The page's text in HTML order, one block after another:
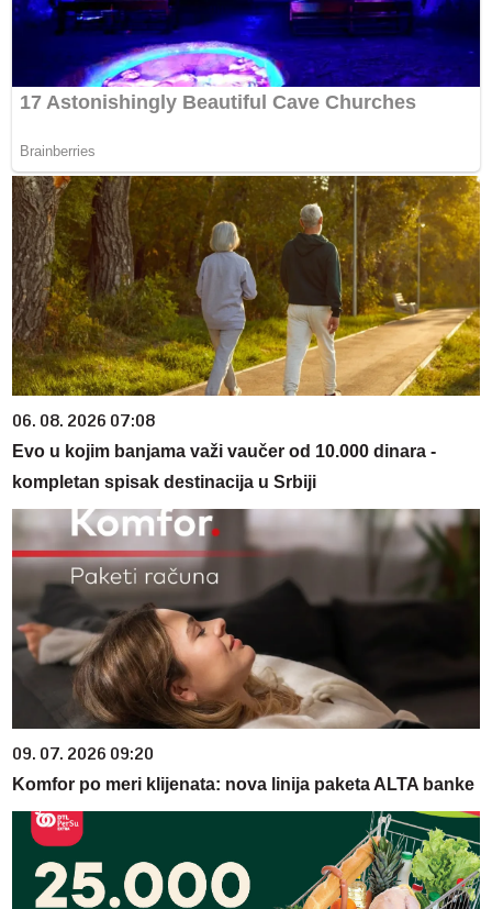
06. 08. 2026 07:08
Evo u kojim banjama važi vaučer od 10.000 dinara -
kompletan spisak destinacija u Srbiji
09. 07. 2026 09:20
Komfor po meri klijenata: nova linija paketa ALTA banke